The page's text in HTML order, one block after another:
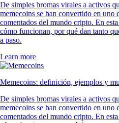
De simples bromas virales a activos
memecoins se han convertido en uno
comentados del mundo cripto. En
cómo funcionan, por qué dan tanto
a paso.
Learn more
Memecoins: definición, ejemplos y
De simples bromas virales a activos
memecoins se han convertido en uno
comentados del mundo cripto. En